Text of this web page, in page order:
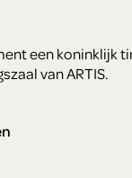
een koninklijk
van ARTIS.